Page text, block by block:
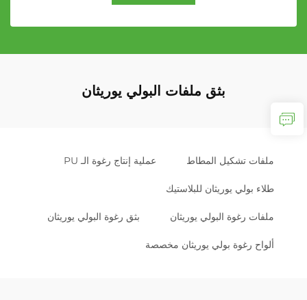
بثق ملفات البولي يوريثان
ملفات تشكيل المطاط عملية إنتاج رغوة الـ PU
طلاء بولي يوريثان للبلاستيك
ملفات رغوة البولي يوريثان بثق رغوة البولي يوريثان
ألواح رغوة بولي يوريثان مخصصة